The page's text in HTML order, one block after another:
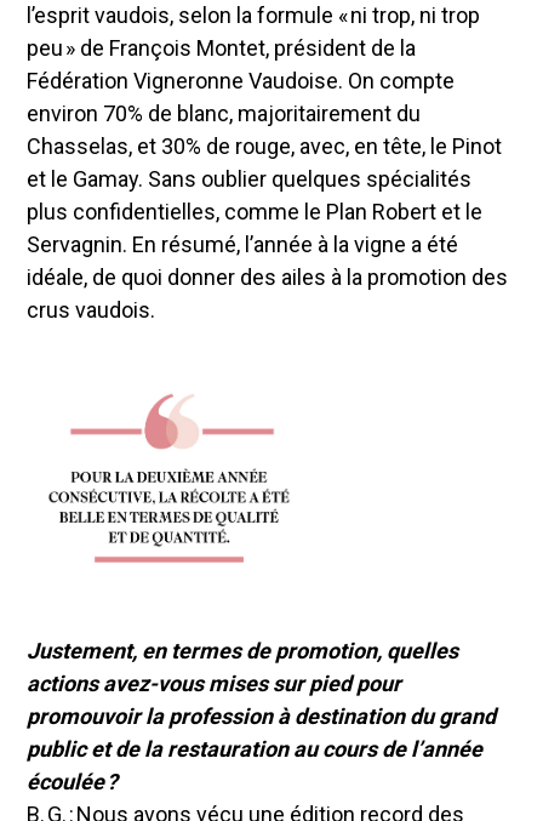
l’esprit vaudois, selon la formule « ni trop, ni trop
peu » de François Montet, président de la
Fédération Vigneronne Vaudoise. On compte
environ 70% de blanc, majoritairement du
Chasselas, et 30% de rouge, avec, en tête, le Pinot
et le Gamay. Sans oublier quelques spécialités
plus confidentielles, comme le Plan Robert et le
Servagnin. En résumé, l’année à la vigne a été
idéale, de quoi donner des ailes à la promotion des
crus vaudois.
Justement, en termes de promotion, quelles
actions avez-vous mises sur pied pour
promouvoir la profession à destination du grand
public et de la restauration au cours de l’année
écoulée ?
B. G. : Nous avons vécu une édition record des